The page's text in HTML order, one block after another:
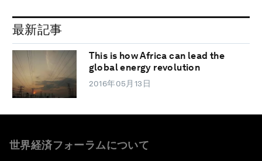
最新記事
This is how Africa can lead the
global energy revolution
2016年05月13日
世界経済フォーラムについて